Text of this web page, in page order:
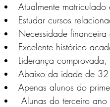
Atualmente
Estudar cursos
Necessidade financeira
Excelente histórico
Liderança
Abaixo da idade de 32
Apenas alunos do
Alunas do terceiro ano